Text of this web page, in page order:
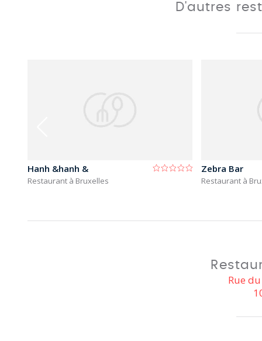
D'autres
Hanh &hanh &
Restaurant à Bruxelles
Zebra Bar
Restaurant à
Rue